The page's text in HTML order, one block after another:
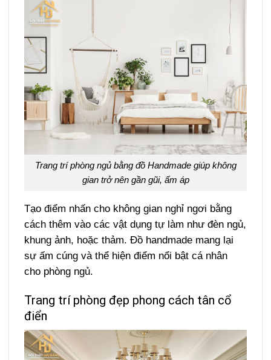
Trang trí phòng ngủ bằng đồ Handmade giúp không
gian trở nên gần gũi, ấm áp
Tạo điểm nhấn cho không gian nghỉ ngơi bằng
cách thêm vào các vật dụng tự làm như đèn ngủ,
khung ảnh, hoặc thảm. Đồ handmade mang lại
sự ấm cúng và thể hiện điểm nổi bật cá nhân
cho phòng ngủ.
Trang trí phòng đẹp phong cách tân cổ
điển